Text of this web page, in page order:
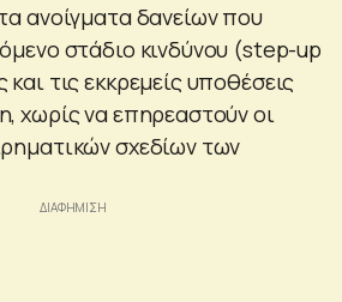
ανοίγματα δανείων που
στάδιο κινδύνου (step-up
τις εκκρεμείς υποθέσεις
χωρίς να επηρεαστούν οι
σχεδίων των